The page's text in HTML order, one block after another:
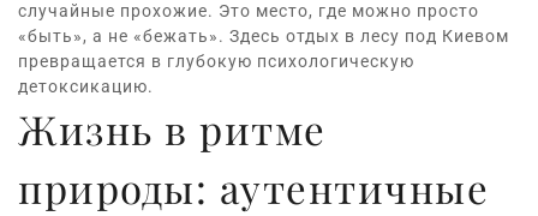
случайные прохожие. Это место, где можно просто
«быть», а не «бежать». Здесь отдых в лесу под Киевом
превращается в глубокую психологическую
детоксикацию.
Жизнь в ритме
природы: аутентичные